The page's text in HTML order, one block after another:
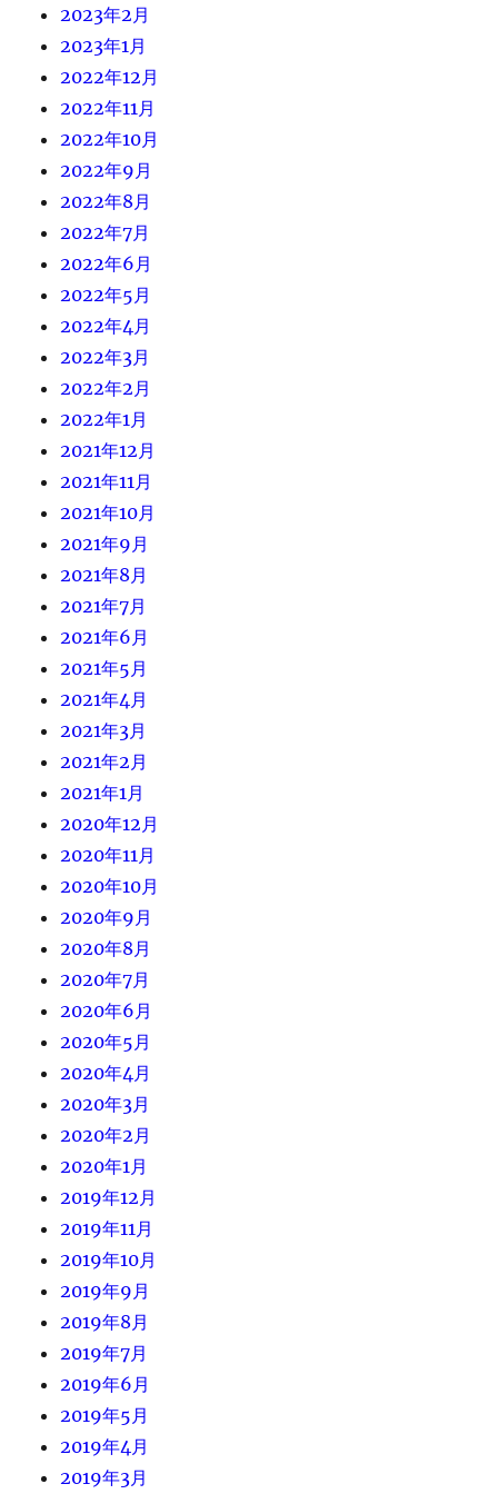
2023年2月
2023年1月
2022年12月
2022年11月
2022年10月
2022年9月
2022年8月
2022年7月
2022年6月
2022年5月
2022年4月
2022年3月
2022年2月
2022年1月
2021年12月
2021年11月
2021年10月
2021年9月
2021年8月
2021年7月
2021年6月
2021年5月
2021年4月
2021年3月
2021年2月
2021年1月
2020年12月
2020年11月
2020年10月
2020年9月
2020年8月
2020年7月
2020年6月
2020年5月
2020年4月
2020年3月
2020年2月
2020年1月
2019年12月
2019年11月
2019年10月
2019年9月
2019年8月
2019年7月
2019年6月
2019年5月
2019年4月
2019年3月